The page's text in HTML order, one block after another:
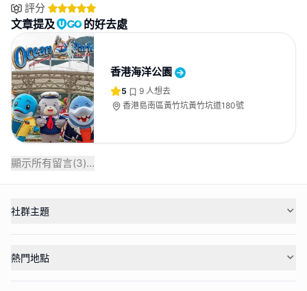
評分
文章提及 的好去處
香港海洋公園
5 9 人想去
香港島南區黃竹坑黃竹坑道180號
顯示所有留言(3)...
社群主題
熱門地點